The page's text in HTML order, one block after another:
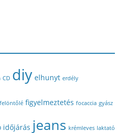
CD diy elhunyt erdély
felöntőlé figyelmeztetés focaccia gyász
időjárás jeans krémleves laktató